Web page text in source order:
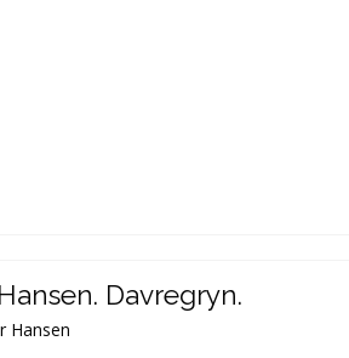
Davregryn.
Hansen